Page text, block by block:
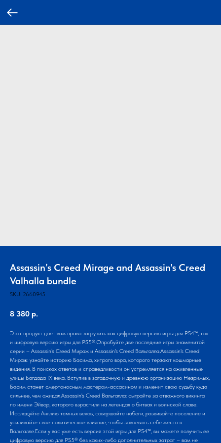
Assassin’s Creed Mirage and Assassin's Creed
Valhalla bundle
SKU: 2660945
8 380 р.
Этот продукт дает вам право загрузить как цифровую версию игры для PS4™, так
и цифровую версию игры для PS5®.Опробуйте две последние игры знаменитой
серии – Assassin’s Creed Мираж и Assassin's Creed Вальгалла.Assassin's Creed
Мираж: узнайте историю Басима, хитрого вора, которого терзают кошмарные
видения. В поисках ответов и справедливости он устремляется на оживленные
улицы Багдада IX века. Вступив в загадочную и древнюю организацию Незримых,
Басим станет смертоносным мастером-ассасином и изменит свою судьбу куда
сильнее, чем ожидал.Assassin's Creed Вальгалла: сыграйте за отважного викинга
по имени Эйвор, которого взрастили на легендах о битвах и воинской славе.
Исследуйте Англию темных веков, совершайте набеги, развивайте поселение и
усиливайте свое политическое влияние, чтобы завоевать себе место в
Вальгалле.Если у вас уже есть версия этой игры для PS4™, вы можете получить ее
цифровую версию для PS5® без каких-либо дополнительных затрат – вам не